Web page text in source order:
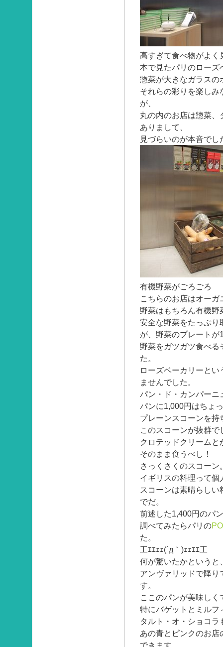
高すぎて食べ物がよく
本で見たパリのローズ
惣菜が大きなガラスの
それらの彩りを楽し
が、
丸の内のお店は惣菜
ありまして、
見づらいのが本音でし
有機野菜がごろごろ
こちらのお店はオー
野菜はもちろん有機野
安全な野菜をたっぷり
が、野菜のプレートが
野菜をガツガツ食べ
た。
ローズベーカリーと
ませんでした。
パン・ド・カンパーニ
パンに1,000円はちょ
プレーンスコーンを
このスコーンが抜群で
クロテッドクリーム
そのまま食うべし！
さっくさくのスコーン
イギリスの料理って
スコーンは素晴らし
でだ。
前述した1,400円のパ
調べてみたらパリの
た。
工ｴｴｪｪ(´д｀)ｪｪｴｴ工
何が驚いたかというと
アンヴァリッドで降
す。
ここのパンが美味しく
特にバゲットとミルフ
タルト・オ・ショコラ
あの青とピンクのお
できます。